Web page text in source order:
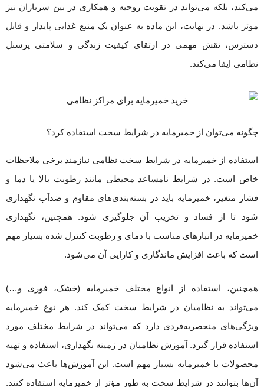
می‌کند، بلکه می‌تواند در تقویت روحیه و همکاری در بین سربازان نیز
مؤثر باشد. در نهایت، این ماده به عنوان یک منبع غذایی پایدار و قابل
دسترس، نقش مهمی در ارتقای کیفیت زندگی و سلامتی پرسنل
نظامی ایفا می‌کند.
چگونه می‌توان از خمیرمایه در شرایط سخت استفاده کرد؟
استفاده از خمیرمایه در شرایط سخت نظامی نیازمند برخی ملاحظات
خاص است. در شرایط نامساعد محیطی مانند رطوبت بالا یا دما و
فشار متغیر، خمیرمایه باید در بسته‌بندی‌های مقاوم و ضدآب نگهداری
شود تا از فساد و تخریب آن جلوگیری شود. همچنین، نگهداری
خمیرمایه در انبارهای مناسب با دمای و رطوبت کنترل شده بسیار مهم
است که باعث افزایش ماندگاری و کارایی آن می‌شود.
همچنین، استفاده از انواع مختلف خمیرمایه (خشک، فوری و…)
می‌تواند به نظامیان در شرایط سخت کمک کند. هر نوع خمیرمایه
ویژگی‌های منحصربه‌فردی دارد که می‌تواند در شرایط مختلف مورد
استفاده قرار گیرد. آموزش نظامیان در زمینه نگهداری، استفاده و تهیه
محصولات با خمیرمایه بسیار مهم است. این آموزش‌ها باعث می‌شود
آن‌ها بتوانند در شرایط سخت به طور مؤثر از خمیرمایه استفاده کنند.